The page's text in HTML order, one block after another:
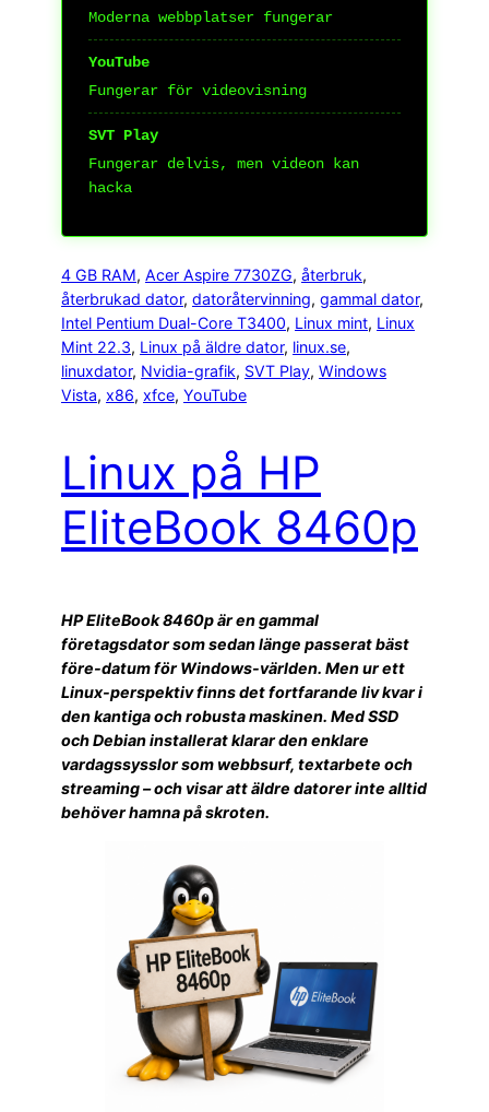
Moderna webbplatser fungerar
YouTube
Fungerar för videovisning
SVT Play
Fungerar delvis, men videon kan
hacka
4 GB RAM, Acer Aspire 7730ZG, återbruk
återbrukad dator, datoråtervinning, gammal dator
Intel Pentium Dual-Core T3400, Linux mint, Linux
Mint 22.3, Linux på äldre dator, linux.se
linuxdator, Nvidia-grafik, SVT Play, Windows
Vista, x86, xfce, YouTube
Linux på HP
EliteBook 8460p
HP EliteBook 8460p är en gammal
företagsdator som sedan länge passerat bäst
före-datum för Windows-världen. Men ur ett
Linux-perspektiv finns det fortfarande liv kvar i
den kantiga och robusta maskinen. Med SSD
och Debian installerat klarar den enklare
vardagssysslor som webbsurf, textarbete och
streaming – och visar att äldre datorer inte alltid
behöver hamna på skroten.